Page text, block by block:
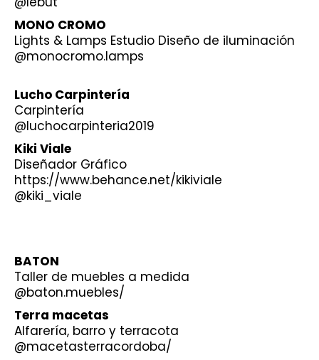
MONO CROMO
Lights & Lamps Estudio Diseño de iluminación
@monocromo.lamps
Lucho Carpintería
Carpintería
@luchocarpinteria2019
Kiki Viale
Diseñador Gráfico
https://www.behance.net/kikiviale
@kiki_viale
BATON
Taller de muebles a medida
@baton.muebles/
Terra macetas
Alfarería, barro y terracota
@macetasterracordoba/